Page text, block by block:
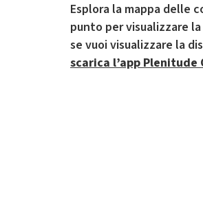
Esplora la mappa delle
punto per visualizzare
se vuoi visualizzare la
scarica l’app Plenitude